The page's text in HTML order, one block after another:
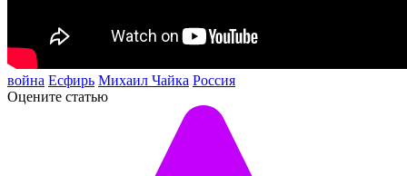
война Есфирь Михаил Чайка Россия
Оцените статью